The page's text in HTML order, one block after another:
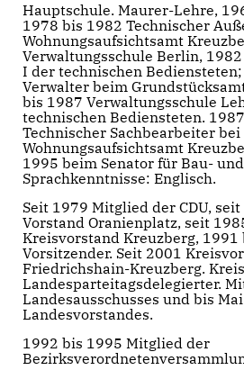
Hauptschule. Maurer-Lehre,
1978 bis 1982 Technischer
Wohnungsaufsichtsamt
Verwaltungsschule Berlin,
I der technischen
Verwalter beim
bis 1987 Verwaltungsschule
technischen Bediensteten.
Technischer Sachbearbeiter
Wohnungsaufsichtsamt
1995 beim Senator für Bau-
Sprachkenntnisse: Englisch.
Seit 1979 Mitglied der CDU,
Vorstand Oranienplatz, seit
Kreisvorstand Kreuzberg, 1991
Vorsitzender. Seit 2001
Friedrichshain-Kreuzberg.
Landesparteitagsdelegierter.
Landesausschusses und bis
Landesvorstandes.
1992 bis 1995 Mitglied der